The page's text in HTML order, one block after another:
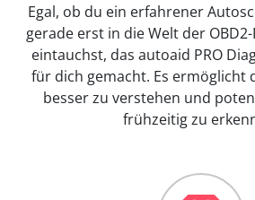
Egal, ob du ein erfahrener
gerade erst in die Welt der
eintauchst, das autoaid PRO
für dich gemacht. Es ermöglicht
besser zu verstehen und
frühzeitig zu